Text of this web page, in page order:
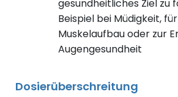
gesundheitliches Ziel zu
Beispiel bei Müdigkeit,
Muskelaufbau oder zur
Augengesundheit
Dosierüberschreitung